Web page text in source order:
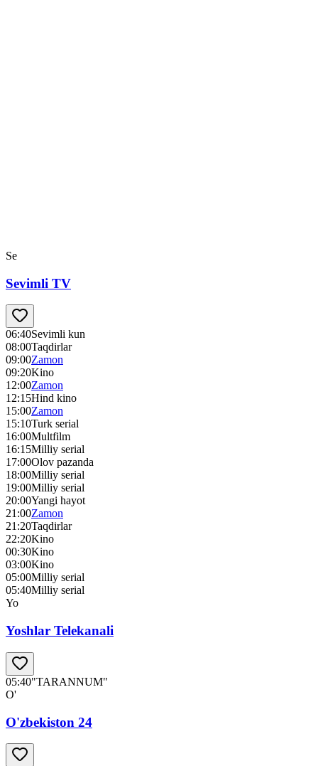
Se
Sevimli TV
06:40Sevimli kun
08:00Taqdirlar
09:00Zamon
09:20Kino
12:00Zamon
12:15Hind kino
15:00Zamon
15:10Turk serial
16:00Multfilm
16:15Milliy serial
17:00Olov pazanda
18:00Milliy serial
19:00Milliy serial
20:00Yangi hayot
21:00Zamon
21:20Taqdirlar
22:20Kino
00:30Kino
03:00Kino
05:00Milliy serial
05:40Milliy serial
Yo
Yoshlar Telekanali
05:40"TARANNUM"
O'
O'zbekiston 24